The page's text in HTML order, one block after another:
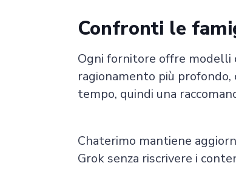
Confronti le
Ogni fornitore offre modelli
ragionamento più
tempo, quindi una
Chaterimo mantiene
Grok senza riscrivere i